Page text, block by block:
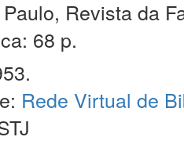
Revista da
68 p.
Rede Virtual de